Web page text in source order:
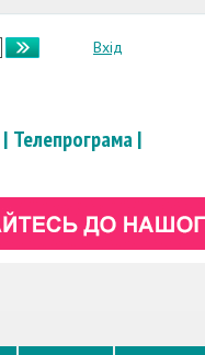
Вхід
| Телепрограма|